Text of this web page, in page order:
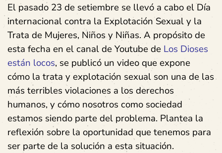
El pasado 23 de setiembre se llevó a cabo el Día
internacional contra la Explotación Sexual y la
Trata de Mujeres, Niños y Niñas. A propósito de
esta fecha en el canal de Youtube de Los Dioses
están locos, se publicó un video que expone
cómo la trata y explotación sexual son una de las
más terribles violaciones a los derechos
humanos, y cómo nosotros como sociedad
estamos siendo parte del problema. Plantea la
reflexión sobre la oportunidad que tenemos para
ser parte de la solución a esta situación.